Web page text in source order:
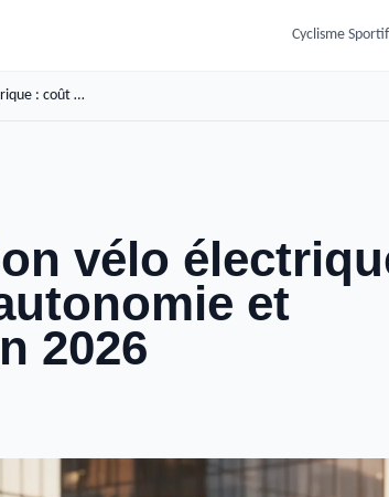
Cyclisme Sportif
Consommation vélo électrique : coût au km, autonomie et économies en 2026
vélo
et
2026